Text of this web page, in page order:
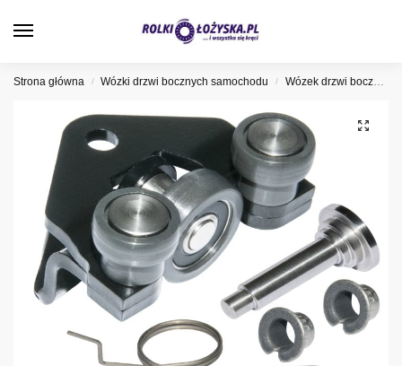
Strona główna / Wózki drzwi bocznych samochodu / Wózek drzwi bocznych Peugeot